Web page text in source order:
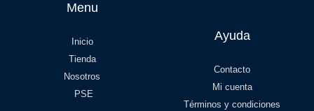
Menu
Inicio
Tienda
Nosotros
PSE
Ayuda
Contacto
Mi cuenta
Términos y condiciones